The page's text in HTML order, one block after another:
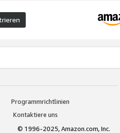
Programmrichtlinien
Kontaktiere uns
© 1996-2025, Amazon.com, Inc.